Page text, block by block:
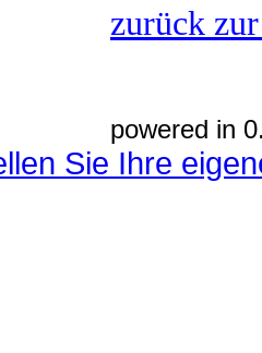
zurück
powered in
Sie Ihre